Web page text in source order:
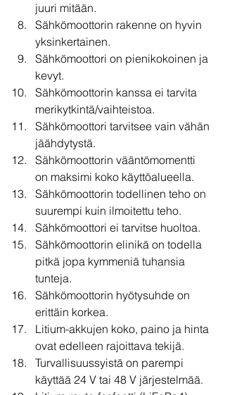
juuri mitään.
Sähkömoottorin rakenne on hyvin
yksinkertainen.
Sähkömoottori on pienikokoinen ja
kevyt.
Sähkömoottorin kanssa ei tarvita
merikytkintä/vaihteistoa.
Sähkömoottori tarvitsee vain vähän
jäähdytystä.
Sähkömoottorin vääntömomentti
on maksimi koko käyttöalueella.
Sähkömoottorin todellinen teho on
suurempi kuin ilmoitettu teho.
Sähkömoottori ei tarvitse huoltoa.
Sähkömoottorin elinikä on todella
pitkä jopa kymmeniä tuhansia
tunteja.
Sähkömoottorin hyötysuhde on
erittäin korkea.
Litium-akkujen koko, paino ja hinta
ovat edelleen rajoittava tekijä.
Turvallisuussyistä on parempi
käyttää 24 V tai 48 V järjestelmää.